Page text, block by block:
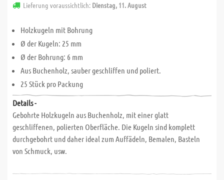
Lieferung voraussichtlich: Dienstag, 11. August
Holzkugeln mit Bohrung
Ø der Kugeln: 25 mm
Ø der Bohrung: 6 mm
Aus Buchenholz, sauber geschliffen und poliert.
25 Stück pro Packung
Details -
Gebohrte Holzkugeln aus Buchenholz, mit einer glatt
geschliffenen, polierten Oberfläche. Die Kugeln sind komplett
durchgebohrt und daher ideal zum Auffädeln, Bemalen, Basteln
von Schmuck, usw.